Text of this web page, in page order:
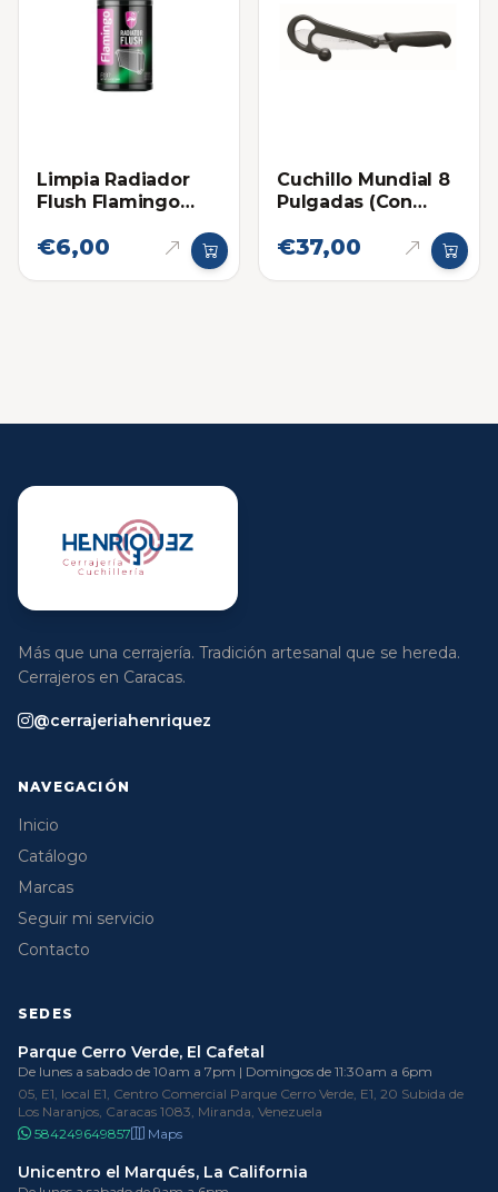
Limpia Radiador
Flush Flamingo
€6,00
Cuchillo Mundial 8
Pulgadas (Con
€37,00
Más que una cerrajería. Tradición artesanal que se hereda.
Cerrajeros en Caracas.
@cerrajeriahenriquez
NAVEGACIÓN
Inicio
Catálogo
Marcas
Seguir mi servicio
Contacto
SEDES
Parque Cerro Verde, El Cafetal
De lunes a sabado de 10am a 7pm | Domingos de 11:30am a 6pm
05, E1, local E1, Centro Comercial Parque Cerro Verde, E1, 20 Subida de
Los Naranjos, Caracas 1083, Miranda, Venezuela
584249649857
Maps
Unicentro el Marqués, La California